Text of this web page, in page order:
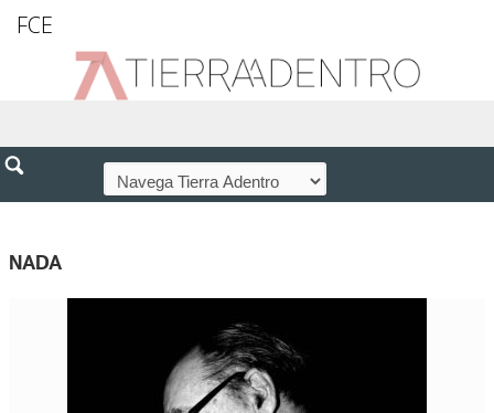
FCE
NADA